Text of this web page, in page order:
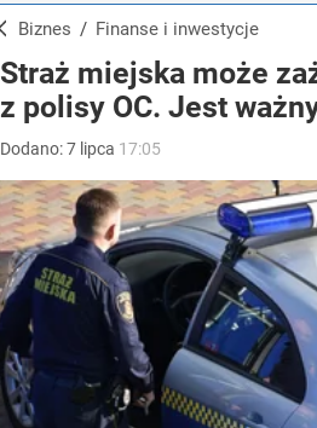
Biznes / Finanse i inwestycje
Straż miejska może
z polisy OC. Jest
Dodano:7 lipca 17:05